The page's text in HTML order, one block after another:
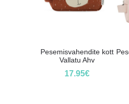
Pesemisvahendite kott
Vallatu Ahv
17.95€